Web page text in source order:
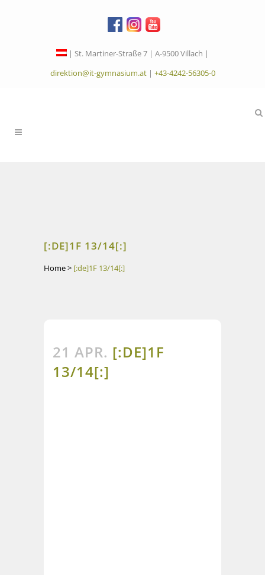
| St. Martiner-Straße 7 | A-9500 Villach |
direktion@it-gymnasium.at| +43-4242-56305-0
[:DE]1F 13/14[:]
Home> [:de]1F 13/14[:]
21 APR. [:DE]1F
13/14[:]